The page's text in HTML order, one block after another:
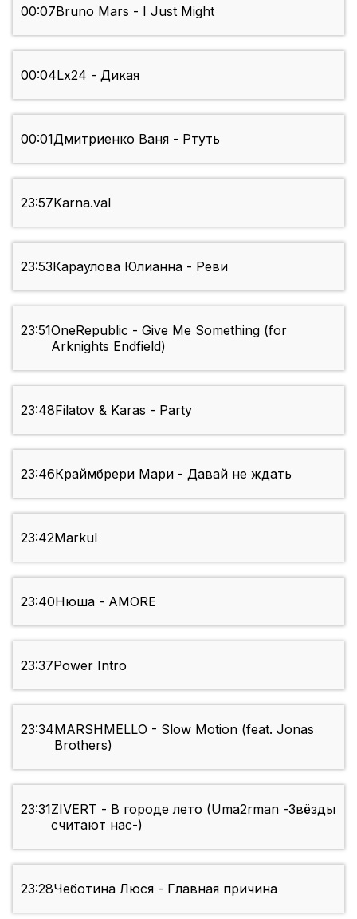
00:07Bruno Mars - I Just Might
00:04Lx24 - Дикая
00:01Дмитриенко Ваня - Ртуть
23:57Karna.val
23:53Караулова Юлианна - Реви
23:51OneRepublic - Give Me Something (for
Arknights Endfield)
23:48Filatov & Karas - Party
23:46Краймбрери Мари - Давай не ждать
23:42Markul
23:40Нюша - AMORE
23:37Power Intro
23:34MARSHMELLO - Slow Motion (feat. Jonas
Brothers)
23:31ZIVERT - В городе лето (Uma2rman -Звёзды
считают нас-)
23:28Чеботина Люся - Главная причина